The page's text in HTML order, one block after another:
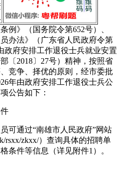
》（国务院令第652号）、
办法》（广东省人民政府令第
政府安排工作退役士兵就业安置
〔2018〕27号）精神，按照省
竞争、择优的原则，经市委批
年由政府安排工作退役士兵公
公告如下：
通过“南雄市人民政府”网站
rsxx/zkxx/）查询具体的招聘单
条件等信息（详见附件1）。